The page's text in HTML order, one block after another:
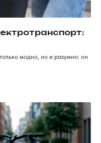
модно, но и разумно: он